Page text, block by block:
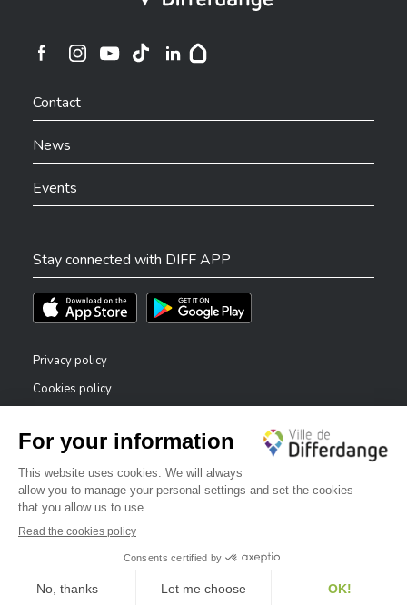
Ville de Differdange sur Instagram
Contact
News
Events
Stay connected with DIFF APP
Téléchargez l'app sur l'App StoreTéléchargez l'app sur Play Store
Privacy policy
Cookies policy
Accessibility statement
Reporting system — whistleblowers
©2026 All rights reserved . City of Differdange
✕
Bonjour, comment puis-je vous aider ?